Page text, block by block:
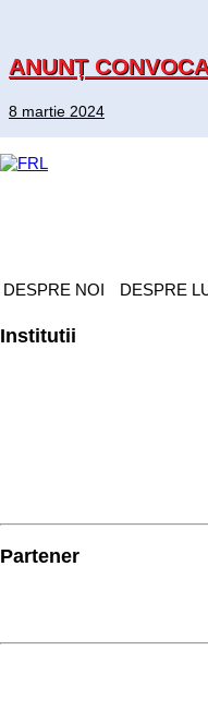
ANUNȚ
8 martie 2024
DESPRE NOI DESPRE
Institutii
Partener